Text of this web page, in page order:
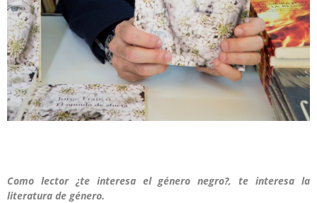
Como lector ¿te interesa el género negro?, te interesa la
literatura de género.